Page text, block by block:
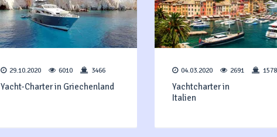
29.10.2020 6010 3466
Yacht-Charter in Griechenland
04.03.2020 2691 1578
Yachtcharter in
Italien